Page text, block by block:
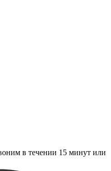
в течении 15 минут или